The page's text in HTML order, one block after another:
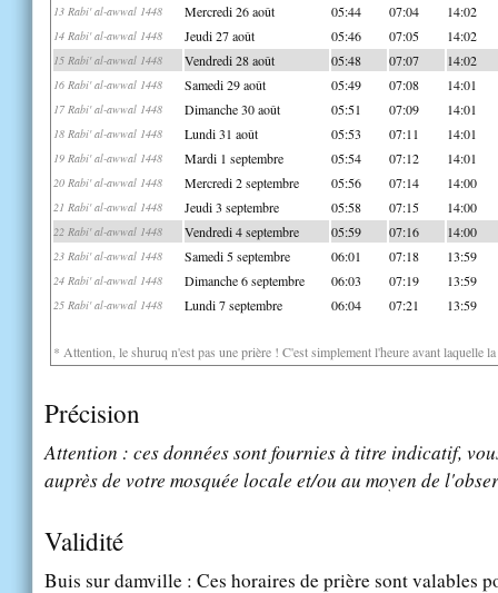
13 Rabi' al-awwal 1448 Mercredi 26 août 05:44 07:04 14:02
14 Rabi' al-awwal 1448 Jeudi 27 août 05:46 07:05 14:02
15 Rabi' al-awwal 1448 Vendredi 28 août 05:48 07:07 14:02
16 Rabi' al-awwal 1448 Samedi 29 août 05:49 07:08 14:01
17 Rabi' al-awwal 1448 Dimanche 30 août 05:51 07:09 14:01
18 Rabi' al-awwal 1448 Lundi 31 août 05:53 07:11 14:01
19 Rabi' al-awwal 1448 Mardi 1 septembre 05:54 07:12 14:01
20 Rabi' al-awwal 1448 Mercredi 2 septembre 05:56 07:14 14:00
21 Rabi' al-awwal 1448 Jeudi 3 septembre 05:58 07:15 14:00
22 Rabi' al-awwal 1448 Vendredi 4 septembre 05:59 07:16 14:00
23 Rabi' al-awwal 1448 Samedi 5 septembre 06:01 07:18 13:59
24 Rabi' al-awwal 1448 Dimanche 6 septembre 06:03 07:19 13:59
25 Rabi' al-awwal 1448 Lundi 7 septembre 06:04 07:21 13:59
* Attention, le shuruq n'est pas une prière ! C'est simplement l'heure avant laquelle
Précision
Attention : ces données sont fournies à titre indicatif,
auprès de votre mosquée locale et/ou au moyen de
Validité
Buis sur damville : Ces horaires de prière sont valables